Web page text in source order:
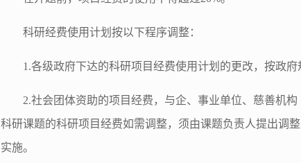
科研经费使用计划按以下程序调整：
1.各级政府下达的科研项目经费使用计划的更改，按政府
2.社会团体资助的项目经费，与企、事业单位、慈善机
科研课题的科研项目经费如需调整，须由课题负责人提出调
实施。